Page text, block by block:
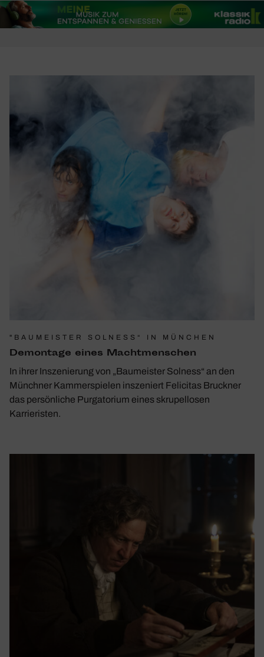
"BAUMEISTER SOLNESS“ IN MÜNCHEN
Demon­tage eines Macht­men­schen
In ihrer Inszenierung von „Baumeister Solness“ an den
Münchner Kammerspielen inszeniert Felicitas Bruckner
das persönliche Purgatorium eines skrupellosen
Karrieristen.